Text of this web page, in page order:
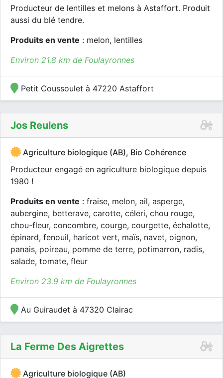
Producteur de lentilles et melons à Astaffort. Produit
aussi du blé tendre.
Produits en vente : melon, lentilles
Environ 21.8 km de Foulayronnes
Petit Coussoulet à 47220 Astaffort
Jos Reulens
Agriculture biologique (AB), Bio Cohérence
Producteur engagé en agriculture biologique depuis
1980 !
Produits en vente : fraise, melon, ail, asperge,
aubergine, betterave, carotte, céleri, chou rouge,
chou-fleur, concombre, courge, courgette, échalotte,
épinard, fenouil, haricot vert, maïs, navet, oignon,
panais, poireau, pomme de terre, potimarron, radis,
salade, tomate, fleur
Environ 23.9 km de Foulayronnes
Au Guiraudet à 47320 Clairac
La Ferme Des Aigrettes
Agriculture biologique (AB)